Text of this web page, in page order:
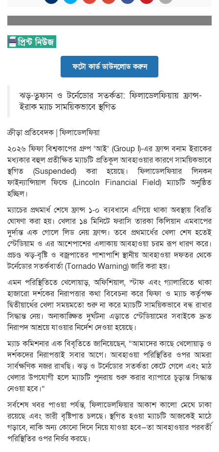
ফটো কার্ড ডাউনলোড করুন
ঝড়-তুফান ও টর্নেডোর সতর্কতা: ফিলাডেলফিয়ায় ফ্রান্স-
ইরাক ম্যাচ সাময়িকভাবে স্থগিত
ক্রীড়া প্রতিবেদক | ফিলাডেলফিয়া
২০২৬ ফিফা বিশ্বকাপের গ্রুপ ‘আই’ (Group I)-এর ফ্রান্স বনাম ইরাকের
মধ্যকার বহুল প্রতীক্ষিত ম্যাচটি প্রতিকূল আবহাওয়ার কারণে সাময়িকভাবে
স্থগিত (Suspended) করা হয়েছে। ফিলাডেলফিয়ার লিনকন
ফাইন্যান্সিয়াল ফিল্ডে (Lincoln Financial Field) ম্যাচটি অনুষ্ঠিত
হচ্ছিল।
ম্যাচের প্রথমার্ধ শেষে ফ্রান্স ১-০ ব্যবধানে এগিয়ে থাকা অবস্থায় বিরতি
ঘোষণা করা হয়। খেলার ১৪ মিনিটে ফরাসি তারকা কিলিয়ান এমবাপের
দুর্দান্ত এক গোলে লিড নেয় ফ্রান্স। তবে প্রথমার্ধের খেলা শেষ হতেই
স্টেডিয়াম ও এর আশেপাশের এলাকায় আবহাওয়া চরম রূপ ধারণ করে।
প্রচণ্ড ঝড়-বৃষ্টি ও বজ্রপাতের পাশাপাশি স্থানীয় আবহাওয়া দফতর থেকে
টর্নেডোর সতর্কবার্তা (Tornado Warning) জারি করা হয়।
এমন পরিস্থিতিতে খেলোয়াড়, অফিশিয়াল, স্টাফ এবং গ্যালারিতে থাকা
হাজারো দর্শকের নিরাপত্তার কথা বিবেচনা করে ফিফা ও ম্যাচ কর্তৃপক্ষ
দ্বিতীয়ার্থের খেলা সময়মতো শুরু না করে ম্যাচটি সাময়িকভাবে বন্ধ রাখার
সিদ্ধান্ত নেয়। অনাকাঙ্ক্ষিত দুর্ঘটনা এড়াতে স্টেডিয়ামের সবাইকে দ্রুত
নিরাপদ আশ্রয়ে যাওয়ার নির্দেশ দেওয়া হয়েছে।
ম্যাচ কমিশনার এক বিবৃতিতে জানিয়েছেন, “আমাদের কাছে খেলোয়াড় ও
দর্শকদের নিরাপত্তাই সবার আগে। আবহাওয়া পরিস্থিতির ওপর আমরা
সার্বক্ষণিক নজর রাখছি। ঝড় ও টর্নেডোর সতর্কতা কেটে গেলে এবং মাঠ
খেলার উপযোগী হলে ম্যাচটি পুনরায় শুরু করার ব্যাপারে চূড়ান্ত সিদ্ধান্ত
নেওয়া হবে।”
সর্বশেষ খবর পাওয়া পর্যন্ত, ফিলাডেলফিয়ার আকাশ কালো মেঘে ঢাকা
রয়েছে এবং ভারী বৃষ্টিপাত চলছে। স্থগিত হওয়া ম্যাচটি আজকেই মাঠে
গড়াবে, নাকি অন্য কোনো দিনে নিয়ে যাওয়া হবে—তা আবহাওয়ার পরবর্তী
পরিস্থিতির ওপর নির্ভর করছে।